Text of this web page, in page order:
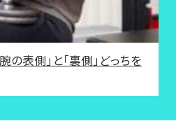
の表側」と「裏側」どっちを